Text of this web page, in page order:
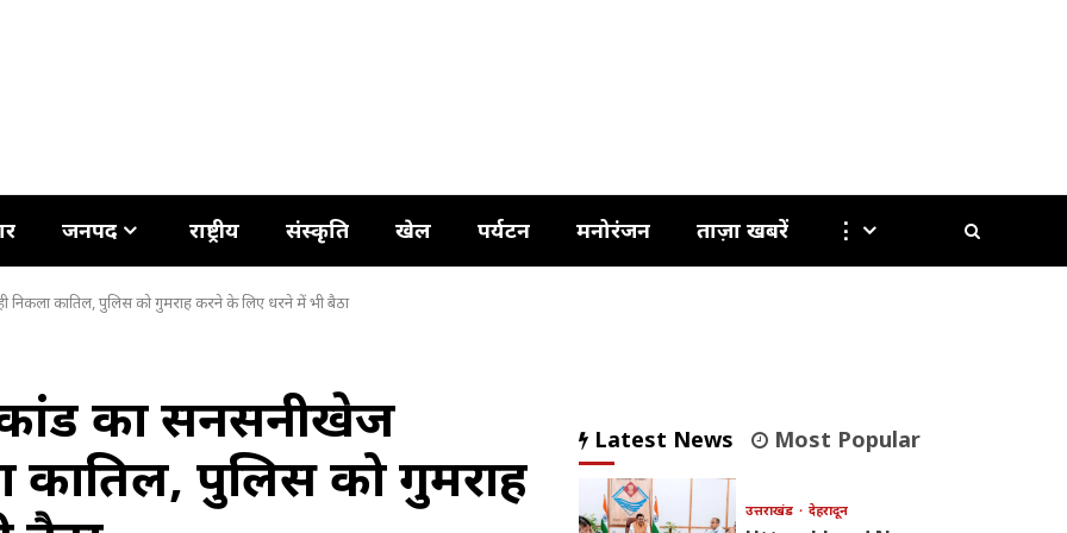
जनपद राष्ट्रीय संस्कृति खेल पर्यटन मनोरंजन ताज़ा खबरें ⋮
निकला कातिल, पुलिस को गुमराह करने के लिए धरने में भी बैठा
का सनसनीखेज
कातिल, पुलिस को गुमराह
Latest News Most Popular
उत्तराखंड देहरादून